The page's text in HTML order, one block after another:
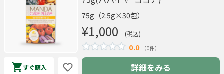
75g（2.5g×30包）
¥1,000 (税込)
0.0 （0件）
すぐ購入 詳細をみる